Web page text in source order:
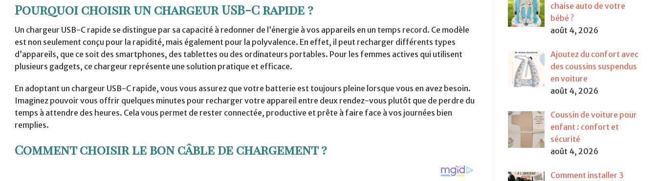
Pourquoi choisir un chargeur USB-C rapide ?
Un chargeur USB-C rapide se distingue par sa capacité à redonner de l’énergie à vos appareils en un temps record. Ce modèle
est non seulement conçu pour la rapidité, mais également pour la polyvalence. En effet, il peut recharger différents types
d’appareils, que ce soit des smartphones, des tablettes ou des ordinateurs portables. Pour les femmes actives qui utilisent
plusieurs gadgets, ce chargeur représente une solution pratique et efficace.
En adoptant un chargeur USB-C rapide, vous vous assurez que votre batterie est toujours pleine lorsque vous en avez besoin.
Imaginez pouvoir vous offrir quelques minutes pour recharger votre appareil entre deux rendez-vous plutôt que de perdre du
temps à attendre des heures. Cela vous permet de rester connectée, productive et prête à faire face à vos journées bien
remplies.
Comment choisir le bon câble de chargement ?
chaise auto de votre
bébé ?
août 4, 2026
Ajoutez du confort avec
des coussins suspendus
en voiture
août 4, 2026
Coussin de voiture pour
enfant : confort et
sécurité
août 4, 2026
Comment installer 3